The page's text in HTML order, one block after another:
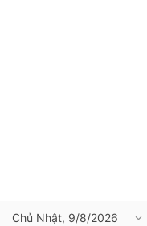
Chủ Nhật, 9/8/2026